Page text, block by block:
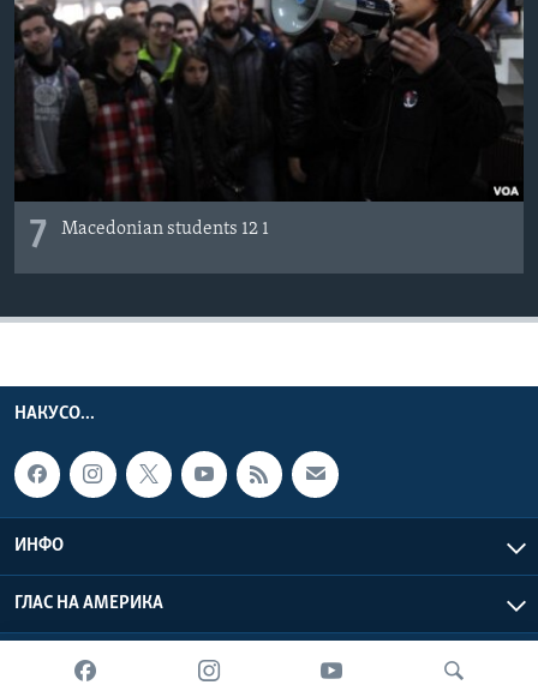
7 Macedonian students 12 1
НАКУСО...
ИНФО
ГЛАС НА АМЕРИКА
Глас на Америка © 2026 VOA, Inc. Сите права задржани.